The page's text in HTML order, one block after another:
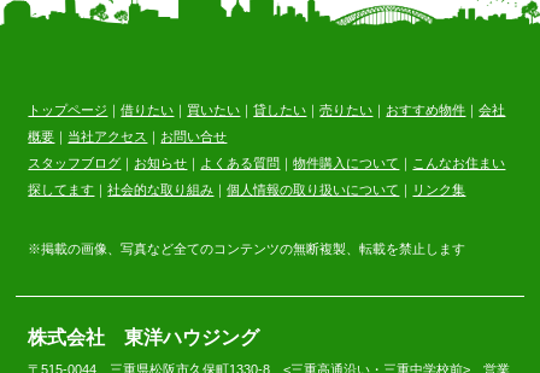
トップページ ｜借りたい ｜ 買いたい ｜貸したい ｜売りたい ｜ おすすめ物件 ｜会社
概要 ｜ 当社アクセス ｜ お問い合せ
スタッフブログ ｜ お知らせ ｜ よくある質問 ｜物件購入について ｜ こんなお住まい
探してます ｜社会的な取り組み ｜個人情報の取り扱いについて ｜ リンク集
※掲載の画像、写真など全てのコンテンツの無断複製、転載を禁止します
株式会社 東洋ハウジング
〒515-0044 三重県松阪市久保町1330-8 <三重高通沿い・三重中学校前> 営業